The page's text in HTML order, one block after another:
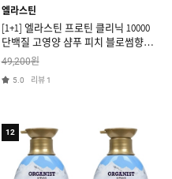
엘라스틴
[1+1] 엘라스틴 프로틴 클리닉 10000
단백질 고영양 샴푸 피치 블로썸향
1.5L
49,200원
5.0 리뷰 1
12